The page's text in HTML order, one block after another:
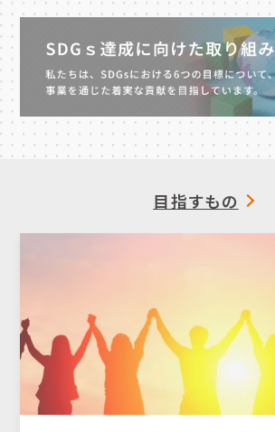
プ。 ある人にとっては、これから
ついて相談する時間。 どの扉をひ
時、扉が重すぎて一人ではひらか
は、働く人の側に立って扉をひら
次への扉をひらく時、人は必ず成⻑
たひとりと、次への扉をひらく人を
株式会社オープンアップウィズ」
ますと「Open Up With Inc.」です
障害者雇用を通じ、親会社である
ンアップグループおよびグループ
展と共に（With）社会に貢献して
人ひとりひとりと“一緒に（With）
プウィズと名付けました。
働くことを通して自らの意思で共
オープンアップウィズは、社名に恥
あり続けたいと思います。
目指すもの